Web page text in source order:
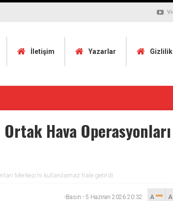
İletişim Yazarlar
Hava
Merkezi’ni kullanılamaz hale getirdi
-Basın - 5 Haziran 2026 20:32 A